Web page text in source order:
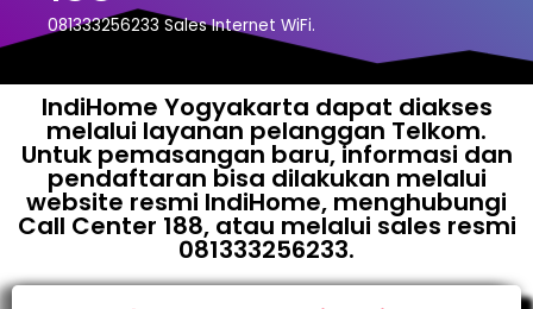
081333256233 Sales Internet WiFi.
IndiHome Yogyakarta dapat diakses
melalui layanan pelanggan Telkom.
Untuk pemasangan baru, informasi dan
pendaftaran bisa dilakukan melalui
website resmi IndiHome, menghubungi
Call Center 188, atau melalui sales resmi
081333256233.